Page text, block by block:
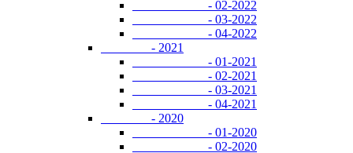
- 02-2022
- 03-2022
- 04-2022
- 2021
- 01-2021
- 02-2021
- 03-2021
- 04-2021
- 2020
- 01-2020
- 02-2020